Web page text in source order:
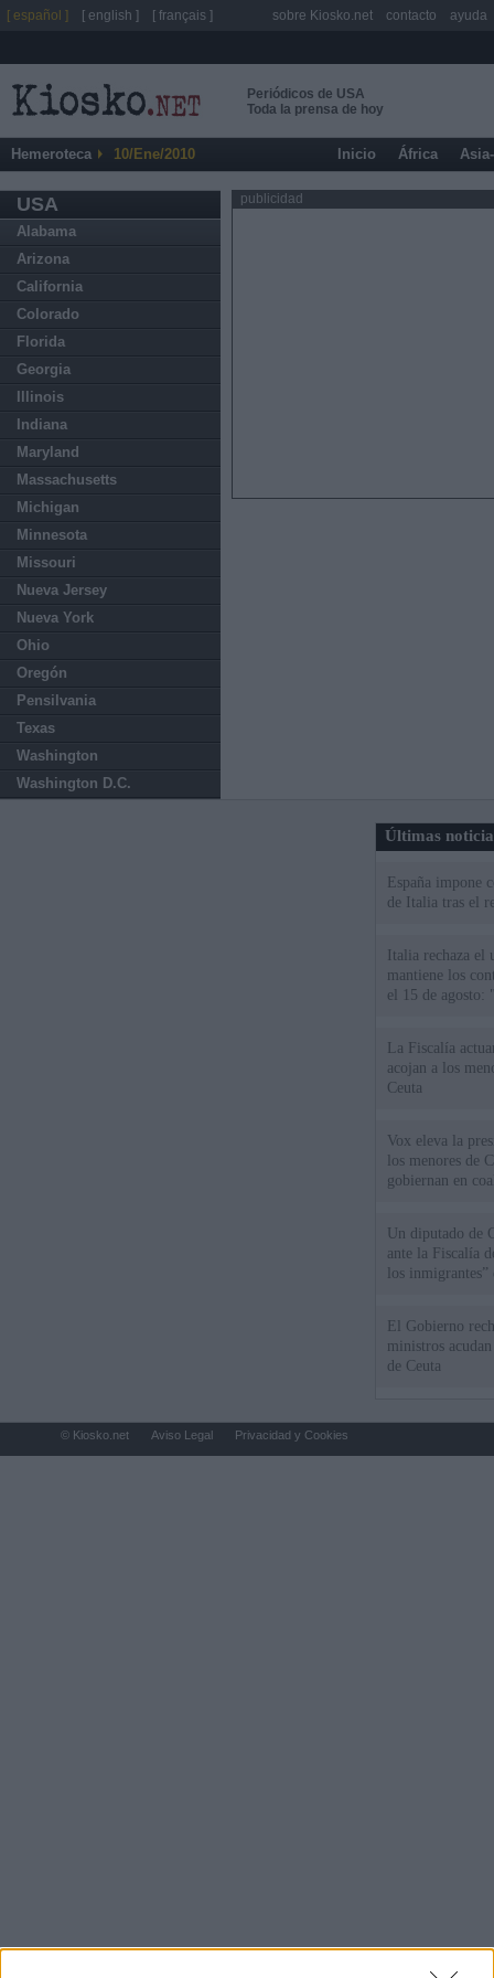
Periódicos de USA
Toda la prensa de hoy
Hemeroteca 10/Ene/2010 Inicio África
USA
Alabama
Arizona
California
Colorado
Florida
Georgia
Illinois
Indiana
Maryland
Massachusetts
Michigan
Minnesota
Missouri
Nueva Jersey
Nueva York
Ohio
Oregón
Pensilvania
Texas
Washington
Washington D.C.
publicidad
Últimas
España impone
de Italia tras el
Italia rechaza
mantiene los
el 15 de agosto:
La Fiscalía
acojan a los
Ceuta
Vox eleva la
los menores de
gobiernan en
Un diputado de
ante la Fiscalía
los inmigrantes”
El Gobierno
ministros
de Ceuta
[ español ] [ english ] [ français ] sobre Kiosko.net contacto ayuda
© Kiosko.net Aviso Legal Privacidad y Cookies